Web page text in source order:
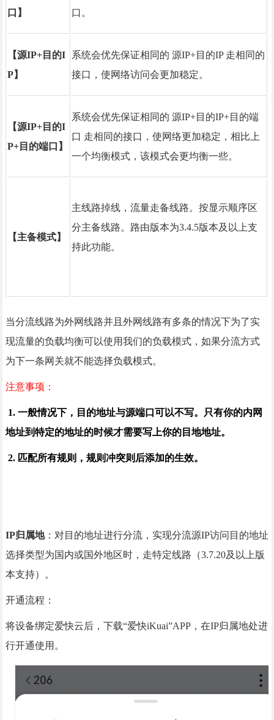
口】
口。
【源IP+目的I
P】
系统会优先保证相同的 源IP+目的IP 走相同的
接口，使网络访问会更加稳定。
【源IP+目的I
P+目的端口】
系统会优先保证相同的 源IP+目的IP+目的端
口 走相同的接口，使网络更加稳定，相比上
一个均衡模式，该模式会更均衡一些。
【主备模式】
主线路掉线，流量走备线路。按显示顺序区
分主备线路。路由版本为3.4.5版本及以上支
持此功能。
当分流线路为外网线路并且外网线路有多条的情况下为了实
现流量的负载均衡可以使用我们的负载模式，如果分流方式
为下一条网关就不能选择负载模式。
注意事项：
1. 一般情况下，目的地址与源端口可以不写。只有你的内网
地址到特定的地址的时候才需要写上你的目地地址。
2. 匹配所有规则，规则冲突则后添加的生效。
IP归属地：对目的地址进行分流，实现分流源IP访问目的地址
选择类型为国内或国外地区时，走特定线路（3.7.20及以上版
本支持）。
开通流程：
将设备绑定爱快云后，下载“爱快iKuai”APP，在IP归属地处进
行开通使用。